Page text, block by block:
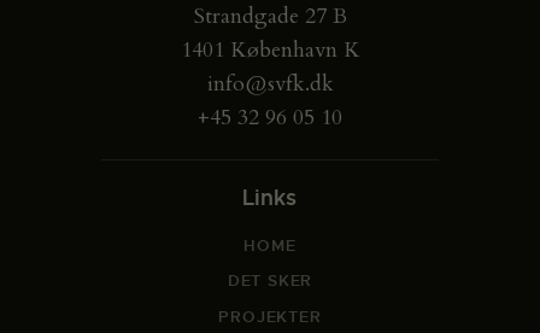
Strandgade 27 B
1401 København K
info@svfk.dk
+45 32 96 05 10
Links
HOME
DET SKER
PROJEKTER